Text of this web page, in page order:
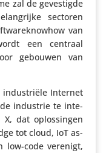
zal de geves­tigde
sectoren
van
een centraal
gebouwen van
indu­striële Internet
de industrie te inte­
dat oplos­singen
tot cloud, IoT as-
low-code verenigt,